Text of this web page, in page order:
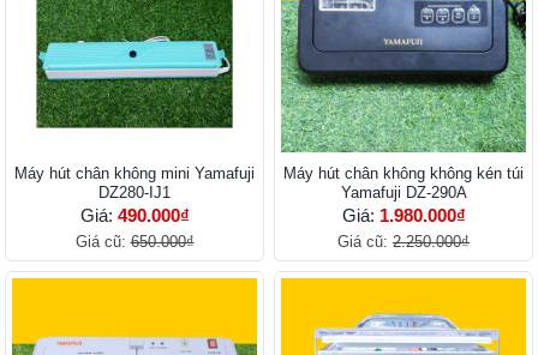
Máy hút chân không mini Yamafuji
DZ280-IJ1
Giá: 490.000₫
Giá cũ:650.000₫
Máy hút chân không không kén túi
Yamafuji DZ-290A
Giá: 1.980.000₫
Giá cũ: 2.250.000₫